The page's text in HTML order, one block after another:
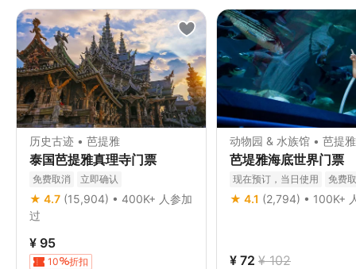
历史古迹 • 芭提雅
泰国芭提雅真理寺门票
免费取消 立即确认
★ 4.7 (15,904) • 400K+ 人参加
过
¥ 95
10 折扣
动物园 & 水族馆 • 芭提雅
芭堤雅海底世界门票
现在预订，当日使用
免费
立即确认
★ 4.1 (2,794) • 100K+
¥ 72 ¥ 102